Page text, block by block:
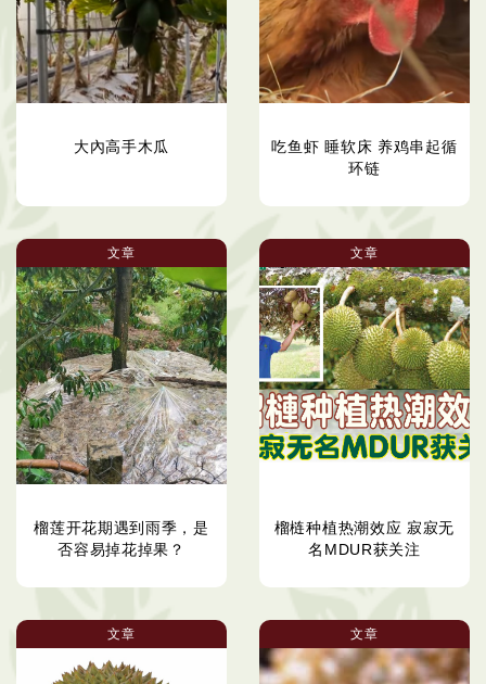
大內高手木瓜
吃鱼虾 睡软床 养鸡串起循
环链
文章
榴莲开花期遇到雨季，是
否容易掉花掉果？
文章
榴梿种植热潮效应 寂寂无
名MDUR获关注
文章 文章